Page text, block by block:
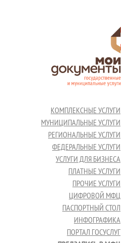
КОМПЛЕКСНЫЕ УСЛУГИ
МУНИЦИПАЛЬНЫЕ УСЛУГИ
РЕГИОНАЛЬНЫЕ УСЛУГИ
ФЕДЕРАЛЬНЫЕ УСЛУГИ
УСЛУГИ ДЛЯ БИЗНЕСА
ПЛАТНЫЕ УСЛУГИ
ПРОЧИЕ УСЛУГИ
ЦИФРОВОЙ МФЦ
ПАСПОРТНЫЙ СТОЛ
ИНФОГРАФИКА
ПОРТАЛ ГОСУСЛУГ